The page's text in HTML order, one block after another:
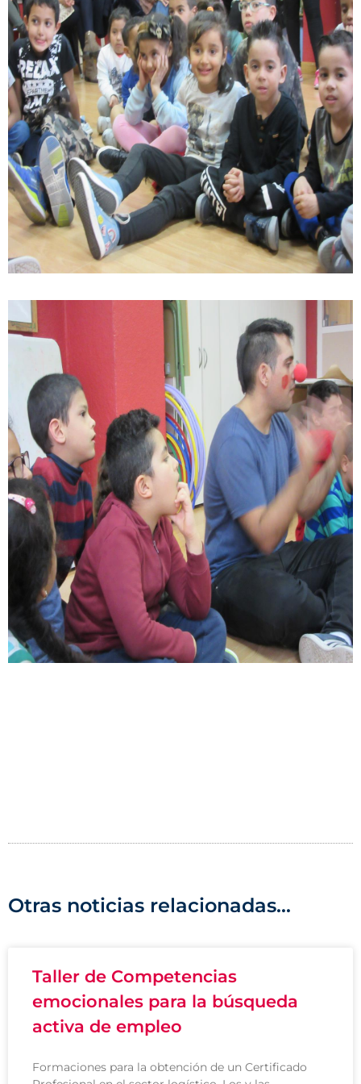
Otras noticias relacionadas...
Taller de Competencias
emocionales para la búsqueda
activa de empleo
Formaciones para la obtención de un Certificado